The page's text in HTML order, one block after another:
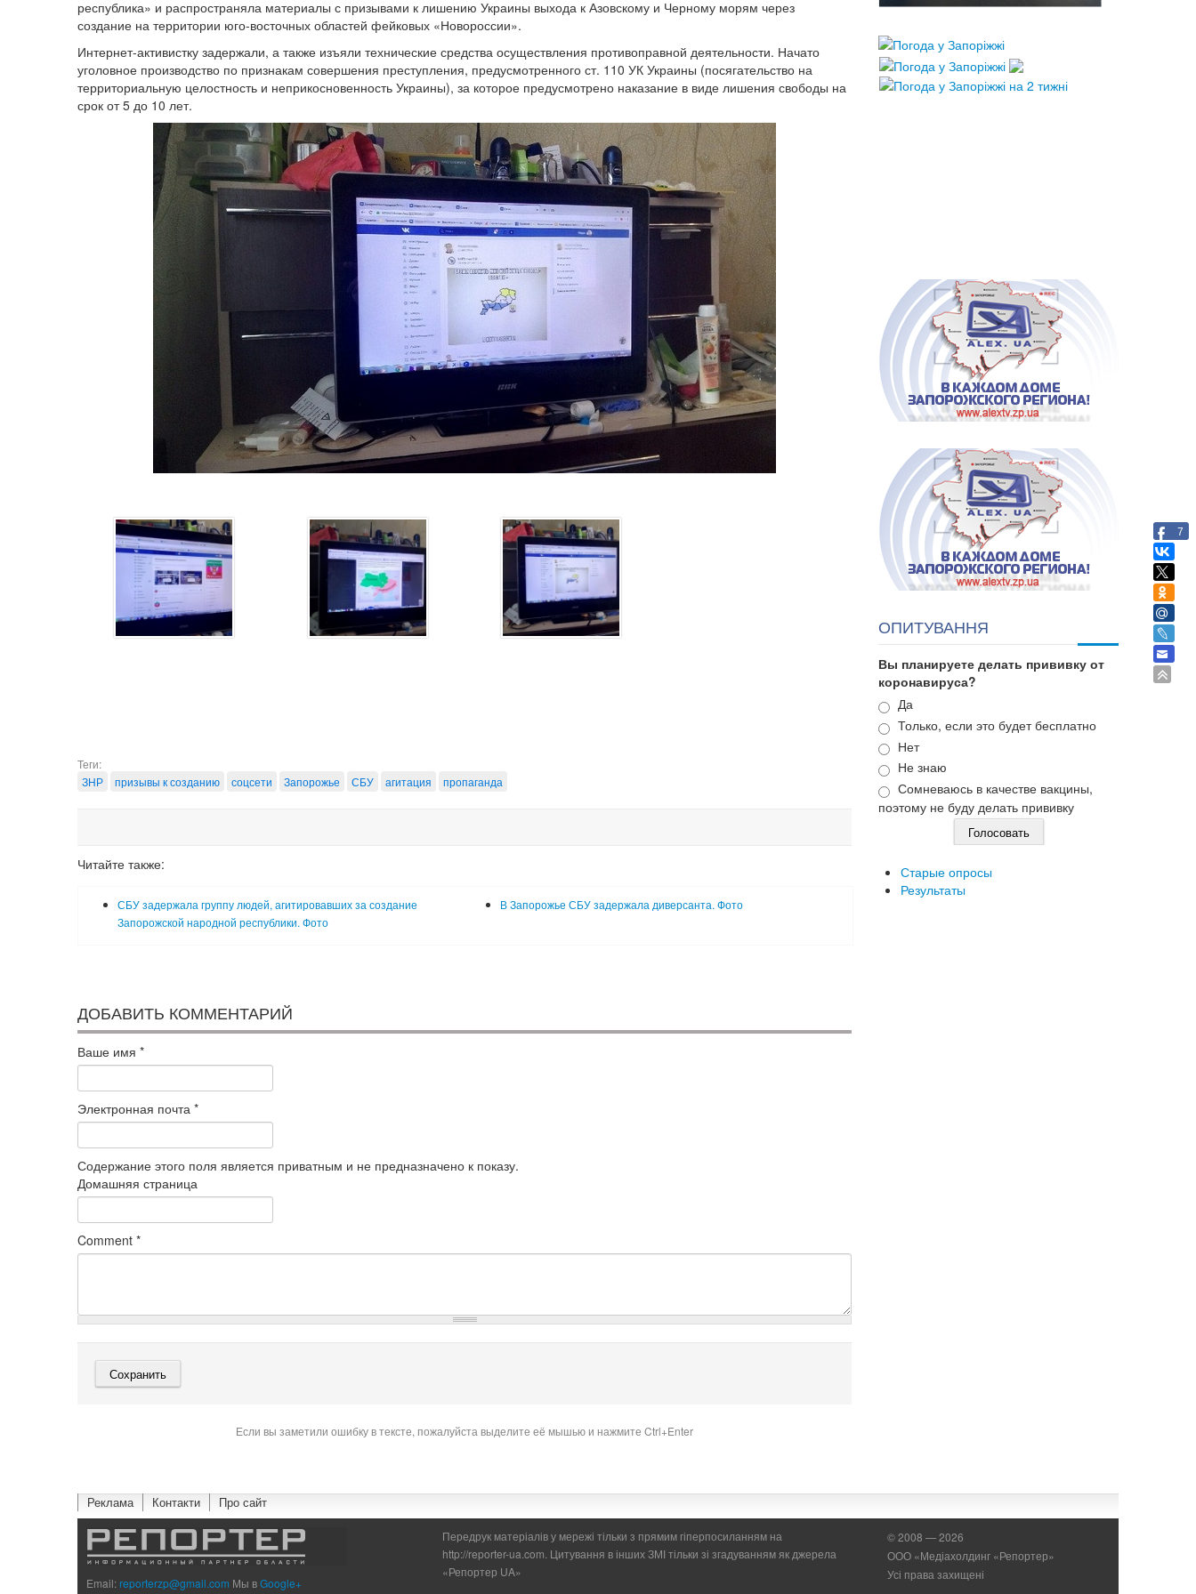
республика» и распространяла материалы с призывами к лишению Украины выхода к Азовскому и Черному морям через
создание на территории юго-восточных областей фейковых «Новороссии».
Интернет-активистку задержали, а также изъяли технические средства осуществления противоправной деятельности. Начато
уголовное производство по признакам совершения преступления, предусмотренного ст. 110 УК Украины (посягательство на
территориальную целостность и неприкосновенность Украины), за которое предусмотрено наказание в виде лишения свободы на
срок от 5 до 10 лет.
Теги:
ЗНР
призывы к созданию соцсети Запорожье СБУ агитация пропаганда
Читайте также:
СБУ задержала группу людей, агитировавших за создание
Запорожской народной республики. Фото
В Запорожье СБУ задержала диверсанта. Фото
ДОБАВИТЬ КОММЕНТАРИЙ
Ваше имя *
Электронная почта *
Содержание этого поля является приватным и не предназначено к показу.
Домашняя страница
Comment *
Если вы заметили ошибку в тексте, пожалуйста выделите её мышью и нажмите Ctrl+Enter
ОПИТУВАННЯ
Вы планируете делать прививку от
коронавируса?
Варианты
Да
Только, если это будет бесплатно
Нет
Не знаю
Сомневаюсь в качестве вакцины,
поэтому не буду делать прививку
Старые опросы
Результаты
Реклама Контакти Про сайт
Email:reporterzp@gmail.com Мы вGoogle+
Передрук матеріалів у мережі тільки з прямим гіперпосиланням на
http://reporter-ua.com. Цитування в інших ЗМІ тільки зі згадуванням як джерела
«Репортер UA»
© 2008 — 2026
ООО «Медіахолдинг «Репортер»
Усі права захищені
7